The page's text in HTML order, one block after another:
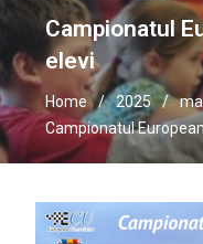
Campionatul
elevi
Home 2025
Campionatul